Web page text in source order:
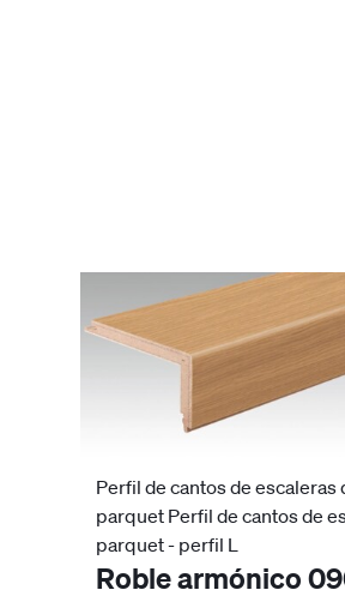
Perfil de cantos de escaleras
parquet Perfil de cantos de
parquet - perfil L
Roble armónico